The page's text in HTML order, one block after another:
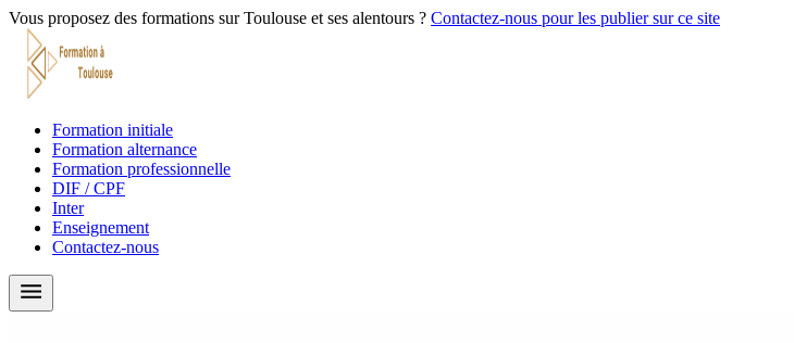
Vous proposez des formations sur Toulouse et ses alentours ? Contactez-nous pour les publier sur ce site
Formation initiale
Formation alternance
Formation professionnelle
DIF / CPF
Inter
Enseignement
Contactez-nous